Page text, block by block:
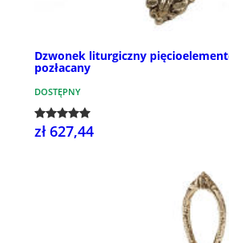
Dzwonek liturgiczny
pozłacany
DOSTĘPNY
zł 627,44